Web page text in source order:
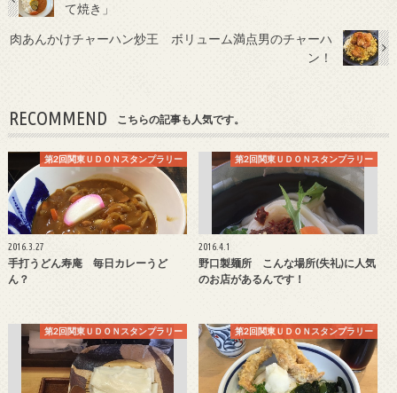
て焼き」
肉あんかけチャーハン炒王 ボリューム満点男のチャーハ
ン！
RECOMMEND こちらの記事も人気です。
第2回関東ＵＤＯＮスタンプラリー
2016.3.27
手打うどん寿庵 毎日カレーうど
ん？
第2回関東ＵＤＯＮスタンプラリー
2016.4.1
野口製麺所 こんな場所(失礼)に人気
のお店があるんです！
第2回関東ＵＤＯＮスタンプラリー 第2回関東ＵＤＯＮスタンプラリー